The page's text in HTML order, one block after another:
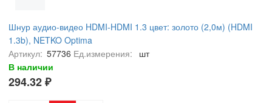
Шнур аудио-видео HDMI-HDMI 1.3 цвет: золото (2,0м) (HDMI
1.3b), NETKO Optima
Артикул: 57736 Ед.измерения:
шт
В наличии
294.32 ₽